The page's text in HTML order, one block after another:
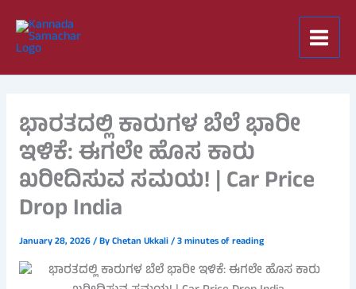
content
ಭಾರತದಲ್ಲಿ ಕಾರುಗಳ ಬೆಲೆ ಭಾರೀ
ಇಳಿಕೆ: ಈಗಲೇ ಹೊಸ ಕಾರು
ಖರೀದಿಸುವ ಸಮಯ! | Car Price
Drop India
January 28, 2026/ ByChetan Ukkali/3 minutes of reading